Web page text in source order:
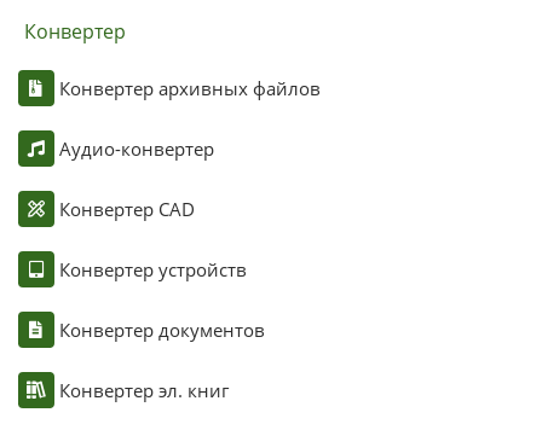
Конвертер
Конвертер архивных файлов
Аудио-конвертер
Конвертер CAD
Конвертер устройств
Конвертер документов
Конвертер эл. книг